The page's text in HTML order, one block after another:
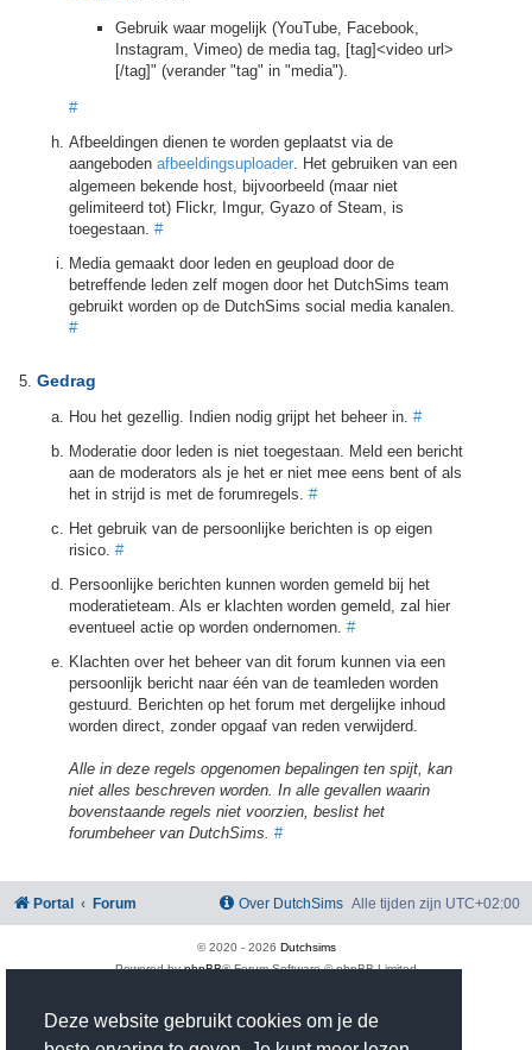
Deze website gebruikt cookies om je de
Gebruik waar mogelijk (YouTube, Facebook,
Instagram, Vimeo) de media tag, [tag]<video url>
[/tag]" (verander "tag" in "media").
#
Afbeeldingen dienen te worden geplaatst via de
aangeboden afbeeldingsuploader. Het gebruiken van een
algemeen bekende host, bijvoorbeeld (maar niet
gelimiteerd tot) Flickr, Imgur, Gyazo of Steam, is
toegestaan. #
Media gemaakt door leden en geupload door de
betreffende leden zelf mogen door het DutchSims team
gebruikt worden op de DutchSims social media kanalen.
#
Gedrag
Hou het gezellig. Indien nodig grijpt het beheer in. #
Moderatie door leden is niet toegestaan. Meld een bericht
aan de moderators als je het er niet mee eens bent of als
het in strijd is met de forumregels. #
Het gebruik van de persoonlijke berichten is op eigen
risico. #
Persoonlijke berichten kunnen worden gemeld bij het
moderatieteam. Als er klachten worden gemeld, zal hier
eventueel actie op worden ondernomen. #
Klachten over het beheer van dit forum kunnen via een
persoonlijk bericht naar één van de teamleden worden
gestuurd. Berichten op het forum met dergelijke inhoud
worden direct, zonder opgaaf van reden verwijderd.
Alle in deze regels opgenomen bepalingen ten spijt, kan
niet alles beschreven worden. In alle gevallen waarin
bovenstaande regels niet voorzien, beslist het
forumbeheer van DutchSims. #
Portal Forum Alle tijden zijn UTC+02:00
Over DutchSims
© 2020 - 2026 Dutchsims
Powered byphpBB® Forum Software © phpBB Limited
phpBB Two Factor Authentication ©
paul999
Gebruikersvoorwaarden